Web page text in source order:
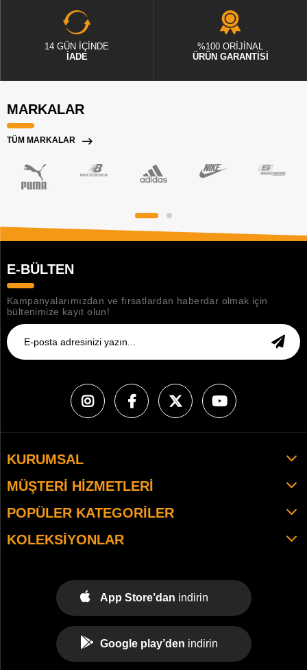
14 GÜN İÇİNDE
İADE
%100 ORİJİNAL
ÜRÜN GARANTİSİ
MARKALAR
TÜM MARKALAR
E-BÜLTEN
Kampanyalarımızdan ve fırsatlardan haberdar olmak için
bültenimize kayıt olun!
KURUMSAL
MÜŞTERI HIZMETLERI
POPÜLER KATEGORILER
KOLEKSIYONLAR
App Store’dan indirin
Google play’den indirin